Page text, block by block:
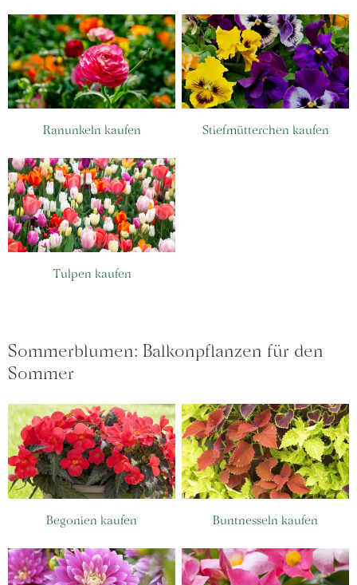
Ranunkeln kaufen Stiefmütterchen kaufen
Tulpen kaufen
Sommerblumen: Balkonpflanzen für den
Sommer
Begonien kaufen Buntnesseln kaufen